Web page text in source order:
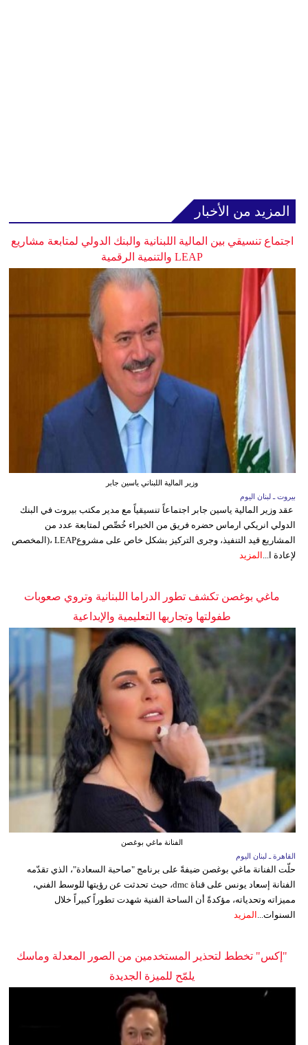
المزيد من الأخبار
اجتماع تنسيقي بين المالية اللبنانية والبنك الدولي لمتابعة مشاريع
LEAP والتنمية الرقمية
وزير المالية اللبناني ياسين جابر
بيروت ـ لبنان اليوم
عقد وزير المالية ياسين جابر اجتماعاً تنسيقياً مع مدير مكتب بيروت في البنك
الدولي انريكي ارماس حضره فريق من الخبراء خُصِّص لمتابعة عدد من
المشاريع قيد التنفيذ، وجرى التركيز بشكل خاص على مشروعLEAP ،(المخصص
لإعادة ا...
المزيد
ماغي بوغصن تكشف تطور الدراما اللبنانية وتروي صعوبات
طفولتها وتجاربها التعليمية والإبداعية
الفنانة ماغي بوغصن
القاهرة ـ لبنان اليوم
حلّت الفنانة ماغي بوغصن ضيفةً على برنامج "صاحبة السعادة"، الذي تقدّمه
الفنانة إسعاد يونس على قناة dmc، حيث تحدثت عن رؤيتها للوسط الفني،
مميزاته وتحدياته، مؤكدةً أن الساحة الفنية شهدت تطوراً كبيراً خلال
السنوات... المزيد
"إكس" تخطط لتحذير المستخدمين من الصور المعدلة وماسك
يلمّح للميزة الجديدة